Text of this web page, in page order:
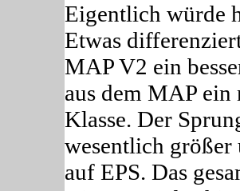
Eigentlich würde
Etwas
MAP V2 ein
aus dem MAP ein
Klasse. Der
wesentlich größer
auf EPS. Das